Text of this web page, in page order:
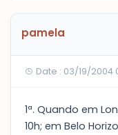
pamela
Date : 03/19/2004
1ª. Quando em
10h; em Belo